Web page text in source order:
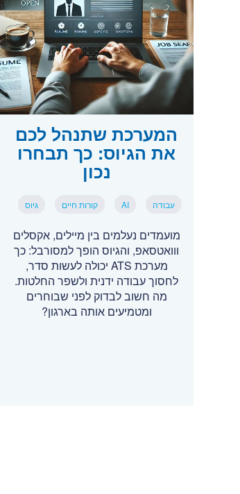
המערכת שתנהל לכם
את הגיוס: כך תבחרו
נכון
עבודה AI קורות חיים גיוס
מועמדים נעלמים בין מיילים, אקסלים
ווואטסאפ, והגיוס הופך למסורבל: כך
מערכת ATS יכולה לעשות סדר,
לחסוך עבודה ידנית ולשפר החלטות.
מה חשוב לבדוק לפני שבוחרים
ומטמיעים אותה בארגון?